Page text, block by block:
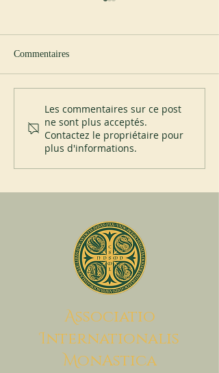
Vers le Jubilé : construire le
réseau mondial
Commentaires
Les commentaires sur ce post
ne sont plus acceptés.
Contactez le propriétaire pour
plus d'informations.
Associatio
Internationalis
MonAstica